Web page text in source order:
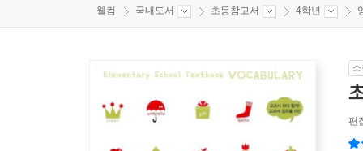
웰컴 국내도서 초등참고서 4학년
편